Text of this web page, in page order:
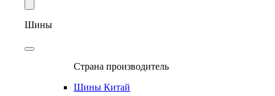
Шины
Страна производитель
Шины Китай